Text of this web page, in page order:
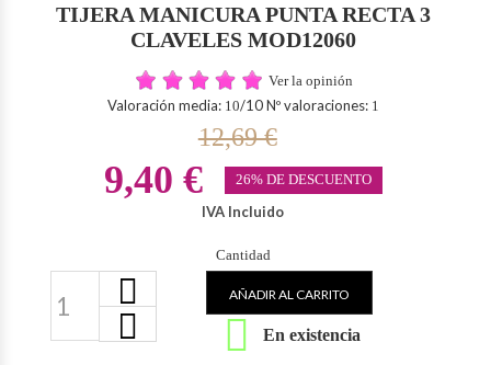
TIJERA MANICURA PUNTA RECTA 3
CLAVELES MOD12060
Ver la opinión
Valoración media: 10/10 Nº valoraciones: 1
12,69 €
9,40 € 26% DE DESCUENTO
IVA Incluido
Cantidad
AÑADIR AL CARRITO
 En existencia